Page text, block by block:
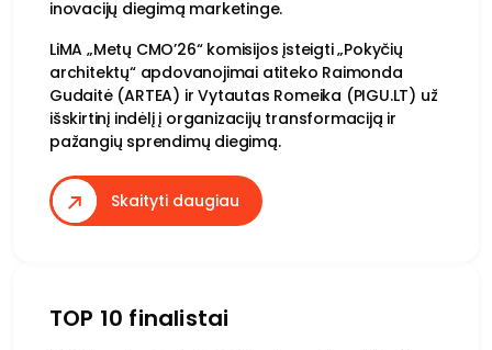
inovacijų diegimą marketinge.
LiMA „Metų CMO’26“ komisijos įsteigti „Pokyčių
architektų“ apdovanojimai atiteko Raimonda
Gudaitė (ARTEA) ir Vytautas Romeika (PIGU.LT) už
išskirtinį indėlį į organizacijų transformaciją ir
pažangių sprendimų diegimą.
Skaityti daugiau
TOP 10 finalistai